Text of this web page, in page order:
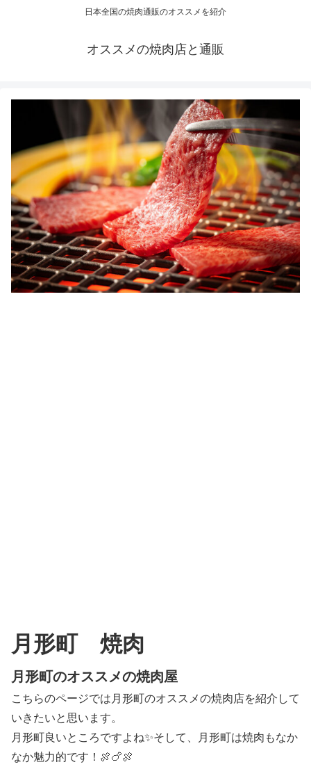
日本全国の焼肉通販のオススメを紹介
オススメの焼肉店と通販
月形町 焼肉
月形町のオススメの焼肉屋
こちらのページでは月形町のオススメの焼肉店を紹介して
いきたいと思います。
月形町良いところですよね✨そして、月形町は焼肉もなか
なか魅力的です！🍖🍗🍖